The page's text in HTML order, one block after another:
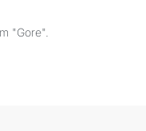
"Gore".